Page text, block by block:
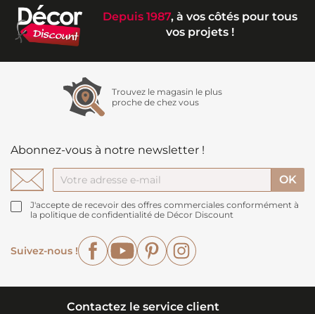
Depuis 1987, à vos côtés pour tous
vos projets !
Trouvez le magasin le plus
proche de chez vous
Abonnez-vous à notre newsletter !
J'accepte de recevoir des offres commerciales conformément à
la politique de confidentialité de Décor Discount
Suivez-nous !
FacebookYouTubePinterest
Contactez le service client